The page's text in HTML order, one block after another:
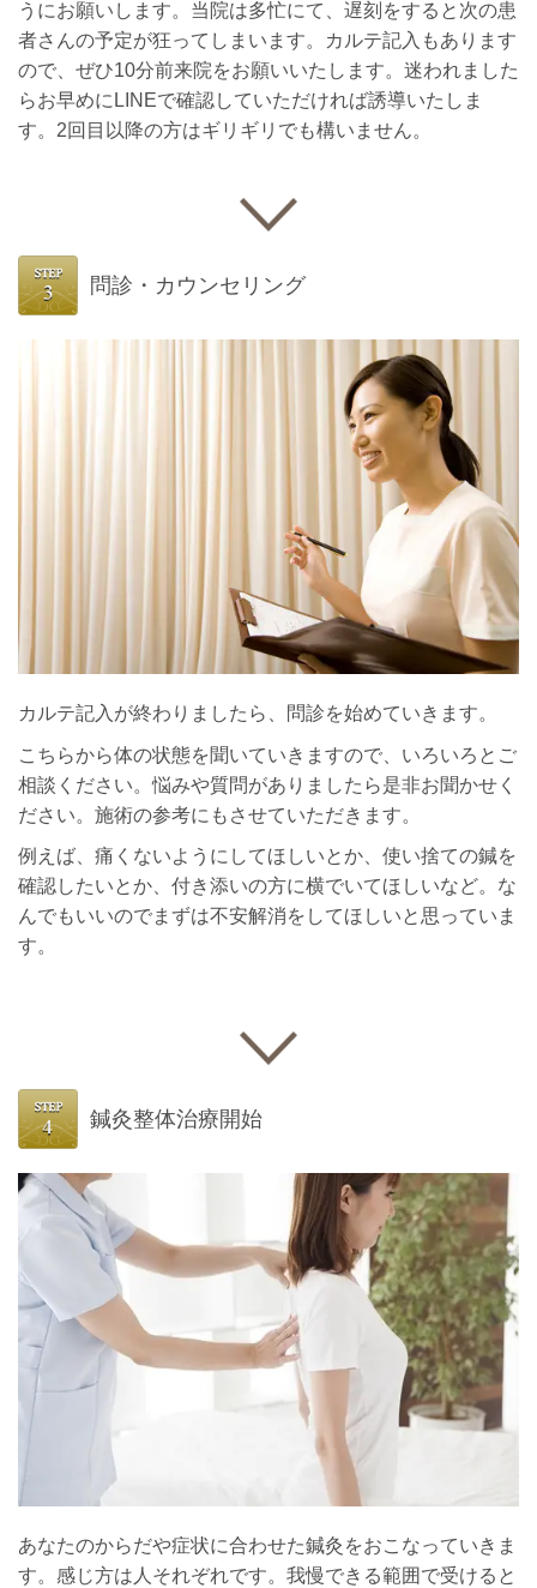
うにお願いします。当院は多忙にて、遅刻をすると次の患
者さんの予定が狂ってしまいます。カルテ記入もあります
ので、ぜひ10分前来院をお願いいたします。迷われました
らお早めにLINEで確認していただければ誘導いたしま
す。2回目以降の方はギリギリでも構いません。
問診・カウンセリング
カルテ記入が終わりましたら、問診を始めていきます。
こちらから体の状態を聞いていきますので、いろいろとご
相談ください。悩みや質問がありましたら是非お聞かせく
ださい。施術の参考にもさせていただきます。
例えば、痛くないようにしてほしいとか、使い捨ての鍼を
確認したいとか、付き添いの方に横でいてほしいなど。な
んでもいいのでまずは不安解消をしてほしいと思っていま
す。
鍼灸整体治療開始
あなたのからだや症状に合わせた鍼灸をおこなっていきま
す。感じ方は人それぞれです。我慢できる範囲で受けると